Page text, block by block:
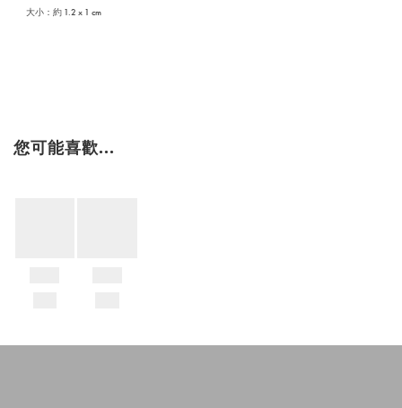
大小：約 1.2 x 1 cm
您可能喜歡...